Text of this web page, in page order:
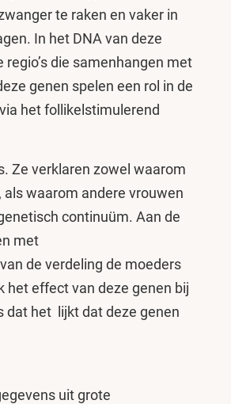
te raken en vaker in
In het DNA van deze
die samenhangen met
genen spelen een rol in de
het follikelstimulerend
Ze verklaren zowel waarom
waarom andere vrouwen
continuüm. Aan de
met
de verdeling de moeders
effect van deze genen bij
dat het lijkt dat deze genen
uit grote